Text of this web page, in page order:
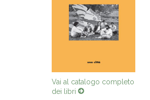
Vai al catalogo completo
dei libri